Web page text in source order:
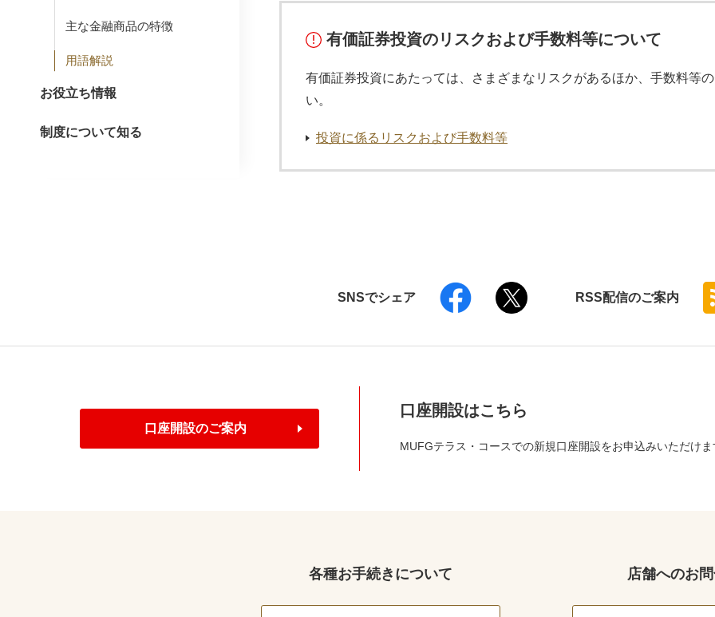
有価証券投資のリスクおよび手数料等について
有価証券投資にあたっては、さまざまなリスクがあるほか、手数料等
い。
投資に係るリスクおよび手数料等
主な金融商品の特徴
用語解説
お役立ち情報
制度について知る
SNSでシェア RSS配信のご案内
口座開設のご案内
口座開設はこちら
MUFGテラス・コースでの新規口座開設をお申込みいただけま
各種お手続きについて 店舗へのお